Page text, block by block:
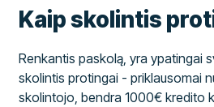
Kaip skolintis
Renkantis paskolą, yra ypatingai
skolintis protingai - priklausomai
skolintojo, bendra 1000€ kredito